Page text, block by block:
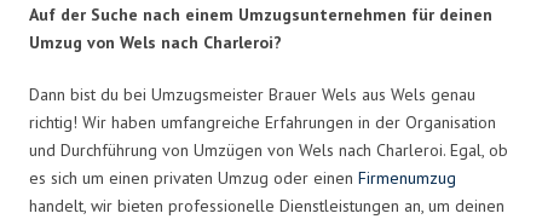
Auf der Suche nach einem Umzugsunternehmen für deinen
Umzug von Wels nach Charleroi?
Dann bist du bei Umzugsmeister Brauer Wels aus Wels genau
richtig! Wir haben umfangreiche Erfahrungen in der Organisation
und Durchführung von Umzügen von Wels nach Charleroi. Egal, ob
es sich um einen privaten Umzug oder einen Firmenumzug
handelt, wir bieten professionelle Dienstleistungen an, um deinen